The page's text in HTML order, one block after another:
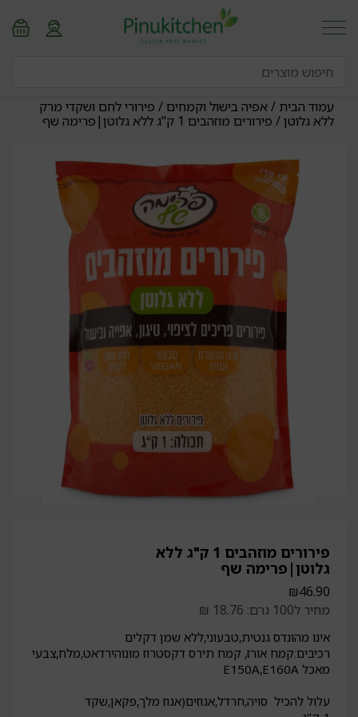
עמוד הבית /אפיה בישול וקמחים / פירורי לחם ושקדי מרק
ללא גלוטן/ פירורים מוזהבים 1 ק"ג ללא גלוטן|פרימה שף
פירורים מוזהבים 1 ק"ג ללא
גלוטן|פרימה שף
₪46.90
מחיר ל100 גרם: 18.76 ₪
אינו מהונדס גנטית,טבעוני,ללא שמן דקלים
רכיבים:קמח אורז, קמח תירס דקסטרוז מונוהירדאט,מלח,צבעי
מאכל E150A,E160A
עלול להכיל סויה,חרדל,אגוזים(אגוז מלך,פקאן,שקד